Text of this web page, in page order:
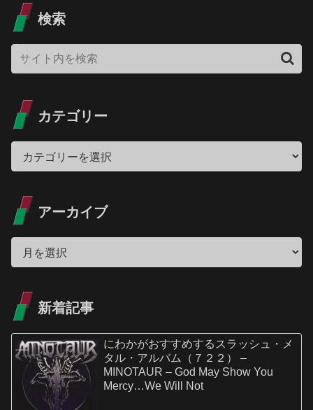
検索
カテゴリー
アーカイブ
新着記事
にわかがおすすめするスラッシュ・メ
タル・アルバム（７２２） –
MINOTAUR – God May Show You
Mercy…We Will Not